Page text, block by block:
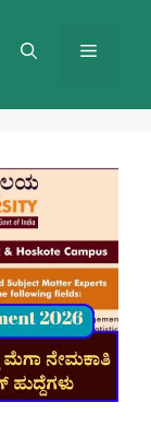
Menu